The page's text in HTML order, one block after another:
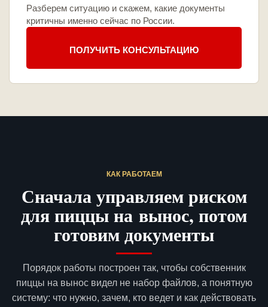
Разберем ситуацию и скажем, какие документы
критичны именно сейчас по России.
ПОЛУЧИТЬ КОНСУЛЬТАЦИЮ
КАК РАБОТАЕМ
Сначала управляем риском
для пиццы на вынос, потом
готовим документы
Порядок работы построен так, чтобы собственник
пиццы на вынос видел не набор файлов, а понятную
систему: что нужно, зачем, кто ведет и как действовать